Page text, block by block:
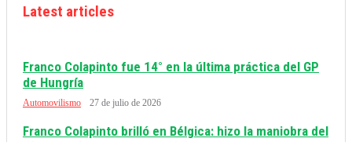
Latest articles
Franco Colapinto fue 14° en la última práctica del GP
de Hungría
Automovilismo 27 de julio de 2026
Franco Colapinto brilló en Bélgica: hizo la maniobra del